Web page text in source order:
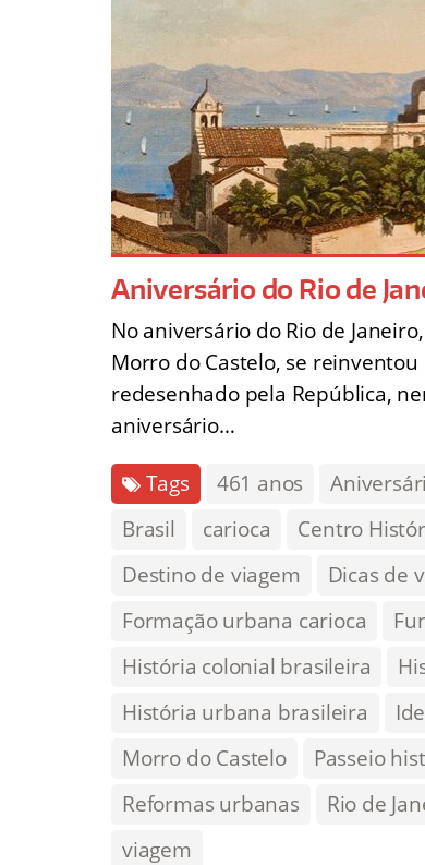
Aniversário do Rio de
No aniversário do Rio de
Morro do Castelo, se
redesenhado pela República,
aniversário…
Tags 461 anos
Brasil
carioca Centro
Destino de viagem
Dicas de
Formação urbana carioca
História colonial brasileira
História urbana brasileira
Morro do Castelo
Passeio
Reformas urbanas
Rio de
viagem